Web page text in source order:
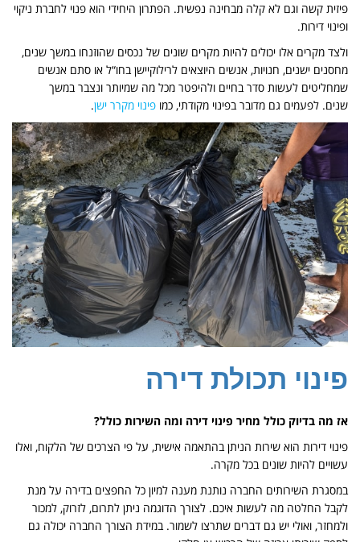
פיזית קשה וגם לא קלה מבחינה נפשית. הפתרון היחידי הוא פנוי לחברת ניקוי
ופינוי דירות.
ולצד מקרים אלו יכולים להיות מקרים שונים של נכסים שהוזנחו במשך שנים,
מחסנים ישנים, חנויות, אנשים היוצאים לרילוקיישן בחו“ל או סתם אנשים
שמחליטים לעשות סדר בחיים ולהיפטר מכל מה שמיותר ונצבר במשך
שנים. לפעמים גם מדובר בפינוי מקודתי, כמו פינוי מקרר ישן.
פינוי תכולת דירה
אז מה בדיוק כולל מחיר פינוי דירה ומה השירות כולל?
פינוי דירות הוא שירות הניתן בהתאמה אישית, על פי הצרכים של הלקוח, ואלו
עשויים להיות שונים בכל מקרה.
במסגרת השירותים החברה נותנת מענה למיון כל החפצים בדירה על מנת
לקבל החלטה מה לעשות איכם. לצורך הדוגמה ניתן לתרום, לזרוק, למכור
ולמחזר, ואולי יש גם דברים שתרצו לשמור. במידת הצורך החברה יכולה גם